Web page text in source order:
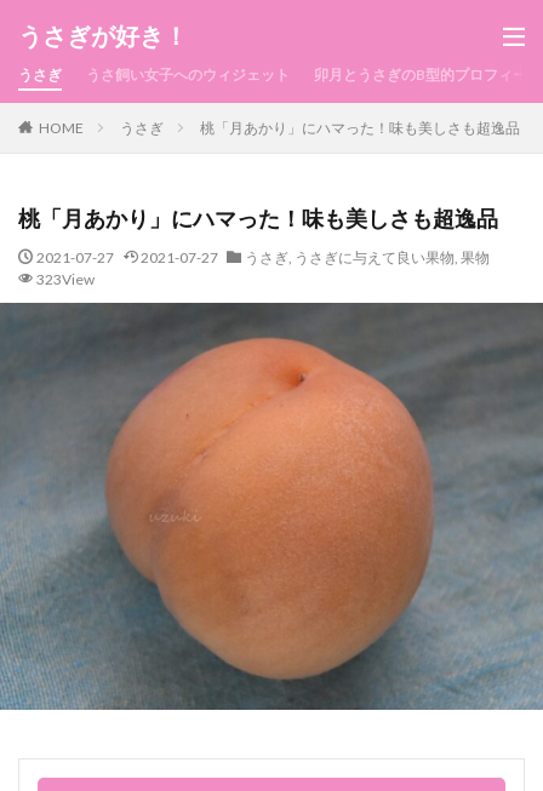
うさぎが好き！
うさぎ うさ飼い女子へのウィジェット 卯月とうさぎのB型的プロフィール
HOME うさぎ 桃「月あかり」にハマった！味も美しさも超逸品
桃「月あかり」にハマった！味も美しさも超逸品
2021-07-27 2021-07-27 うさぎ, うさぎに与えて良い果物, 果物
323View